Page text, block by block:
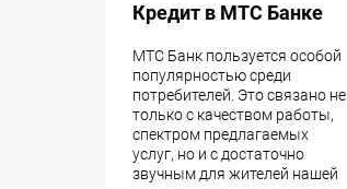
Кредит в МТС Банке
МТС Банк пользуется особой
популярностью среди
потребителей. Это связано не
только с качеством работы,
спектром предлагаемых
услуг, но и с достаточно
звучным для жителей нашей